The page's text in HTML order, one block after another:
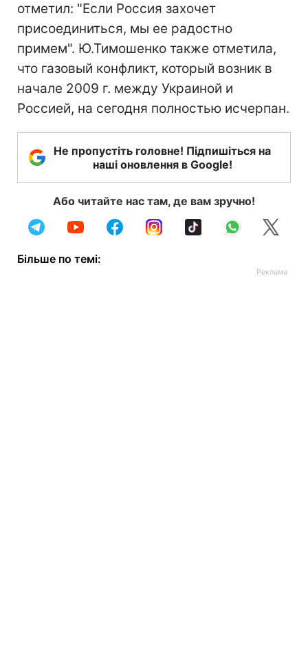
отметил: "Если Россия захочет
присоединиться, мы ее радостно
примем". Ю.Тимошенко также отметила,
что газовый конфликт, который возник в
начале 2009 г. между Украиной и
Россией, на сегодня полностью исчерпан.
Не пропустіть головне! Підпишіться на
наші оновлення в Google!
Або читайте нас там, де вам зручно!
Більше по темі: